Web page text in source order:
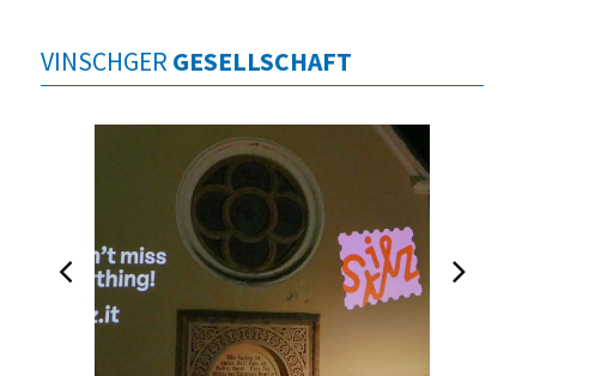
VINSCHGER GESELLSCHAFT